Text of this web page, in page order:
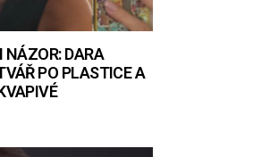
NÁZOR: DARA
PO PLASTICE A